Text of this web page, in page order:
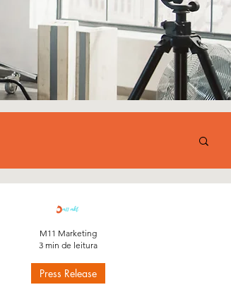
Press Release
M11 Marketing
3 min de leitura